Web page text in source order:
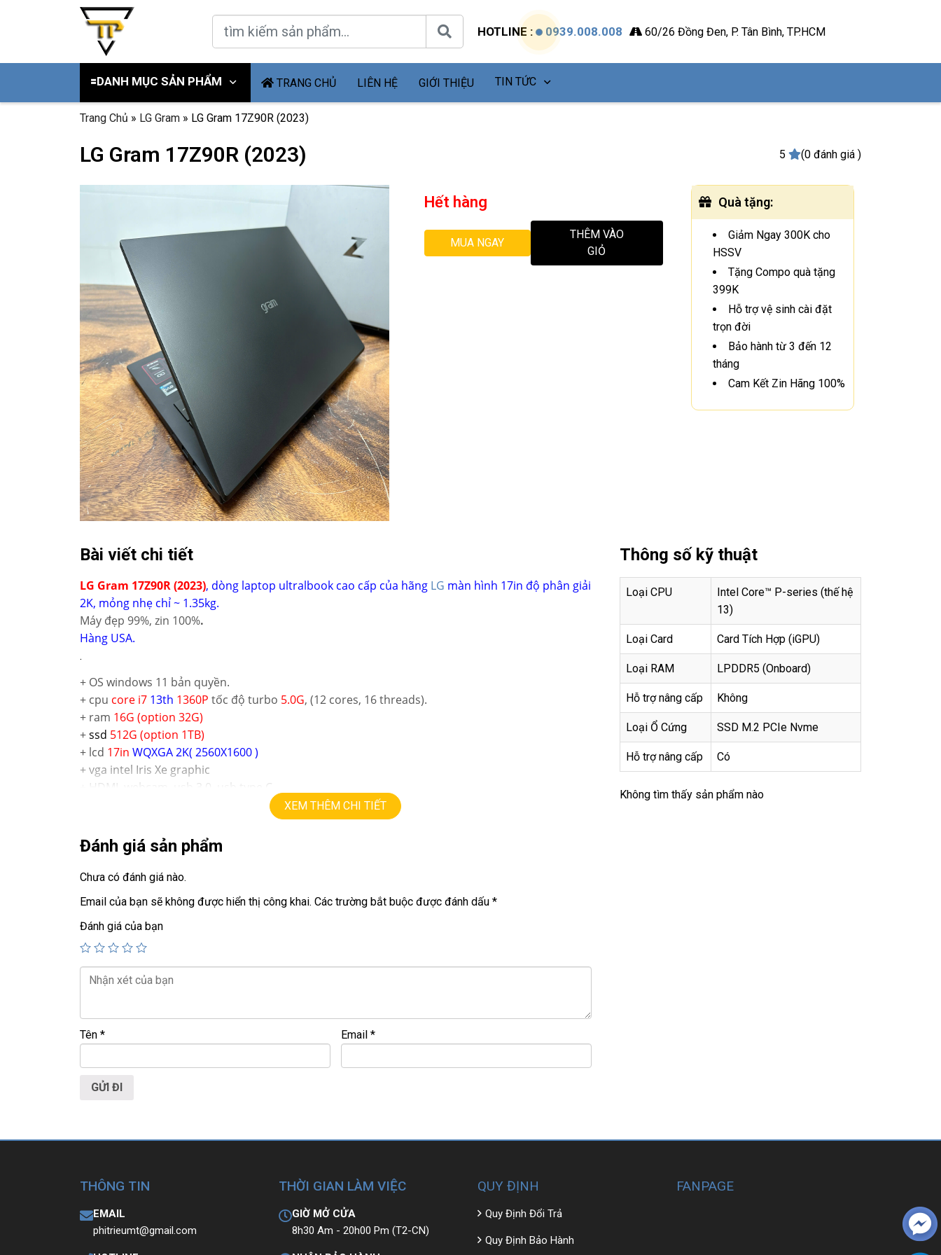
HOTLINE : 0939.008.008 60/26 Đồng Đen, P. Tân Bình, TP.HCM
🟰DANH MỤC SẢN PHẨM TRANG CHỦ LIÊN HỆ GIỚI THIỆU TIN TỨC
Trang Chủ » LG Gram » LG Gram 17Z90R (2023)
LG Gram 17Z90R (2023) 5 (0 đánh giá )
Hết hàng
MUA NGAY
THÊM VÀO
GIỎ
Quà tặng:
Giảm Ngay 300K cho
HSSV
Tặng Compo quà tặng
399K
Hỗ trợ vệ sinh cài đặt
trọn đời
Bảo hành từ 3 đến 12
tháng
Cam Kết Zin Hãng 100%
Bài viết chi tiết
LG Gram 17Z90R (2023), dòng laptop ultralbook cao cấp của hãng LG màn hình 17in độ phân giải
2K, mỏng nhẹ chỉ ~ 1.35kg.
Máy đẹp 99%, zin 100%.
Hàng USA.
.
+ OS windows 11 bản quyền.
+ cpu core i7 13th 1360P tốc độ turbo 5.0G, (12 cores, 16 threads).
+ ram 16G (option 32G)
+ssd 512G (option 1TB)
+ lcd 17in WQXGA 2K( 2560X1600 )
+vga intel Iris Xe graphic
+ HDMI, webcam, usb 3.0, usb type C
+phím chiclet, full phím số, có đèn phím
Giá :18,9tr
💻LAPTOP TRIỀU PHÁT • UY TÍN • CHẤT LƯỢNG • GIÁ TỐT💻
📞Hotline / Zalo:
📍 Địa chỉ: 60/26 Đồng Đen, P. Tân Bình, TP.HCM
Website: https://laptoptrieuphat.com
XEM THÊM CHI TIẾT
Đánh giá sản phẩm
Chưa có đánh giá nào.
Email của bạn sẽ không được hiển thị công khai. Các trường bắt buộc được đánh dấu *
Đánh giá của bạn
Tên * Email *
Thông số kỹ thuật
Loại CPU
Intel Core™ P-series (thế hệ
13)
Loại Card Card Tích Hợp (iGPU)
Loại RAM LPDDR5 (Onboard)
Hỗ trợ nâng cấp Không
Loại Ổ Cứng SSD M.2 PCIe Nvme
Hỗ trợ nâng cấp Có
Không tìm thấy sản phẩm nào
THÔNG TIN
EMAIL
phitrieumt@gmail.com
THỜI GIAN LÀM VIỆC
GIỜ MỞ CỬA
8h30 Am - 20h00 Pm (T2-CN)
QUY ĐỊNH
Quy Định Đổi Trả
Quy Định Bảo Hành
FANPAGE